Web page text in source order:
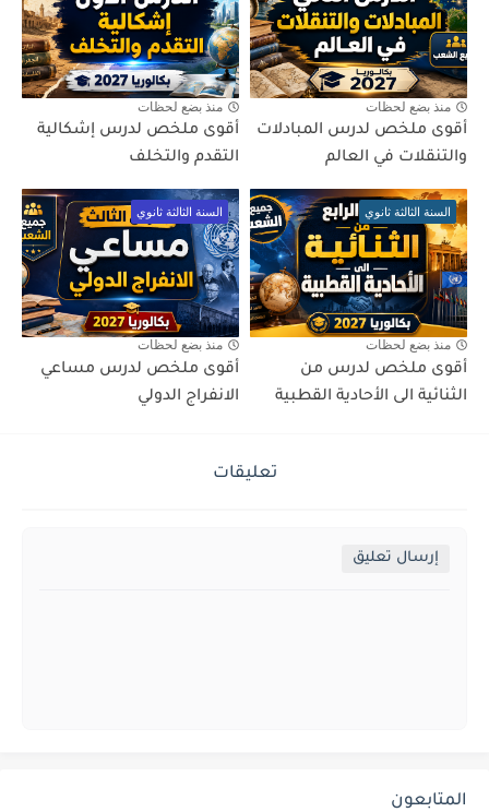
منذ بضع لحظات
أقوى ملخص لدرس المبادلات
والتنقلات في العالم
منذ بضع لحظات
أقوى ملخص لدرس إشكالية
التقدم والتخلف
السنة الثالثة ثانوي
منذ بضع لحظات
أقوى ملخص لدرس من
الثنائية الى الأحادية القطبية
السنة الثالثة ثانوي
منذ بضع لحظات
أقوى ملخص لدرس مساعي
الانفراج الدولي
تعليقات
إرسال تعليق
المتابعون